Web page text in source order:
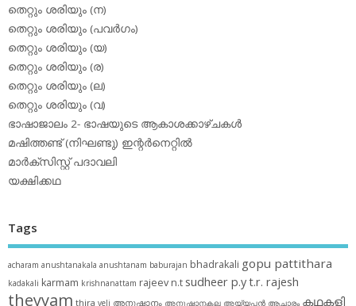
തെറ്റും ശരിയും (ന)
തെറ്റും ശരിയും (പവര്‍ഗം)
തെറ്റും ശരിയും (യ)
തെറ്റും ശരിയും (ര)
തെറ്റും ശരിയും (ല)
തെറ്റും ശരിയും (വ)
ഭാഷാജാലം 2- ഭാഷയുടെ ആകാശക്കാഴ്ചകള്‍
മഷിത്തണ്ട് (നിഘണ്ടു) ഇന്റര്‍നെറ്റില്‍
മാര്‍ക്‌സിസ്റ്റ് പദാവലി
യക്ഷിക്കഥ
Tags
acharam anushtanakala anushtanam baburajan bhadrakali gopu pattithara
kadakali karmam krishnanattam rajeev n.t sudheer p.yt.r. rajesh
theyyam thira veli അനുഷ്ഠാനം അനുഷ്ഠാനകല അയ്യപ്പന്‍ ആചാരം കഥകളി